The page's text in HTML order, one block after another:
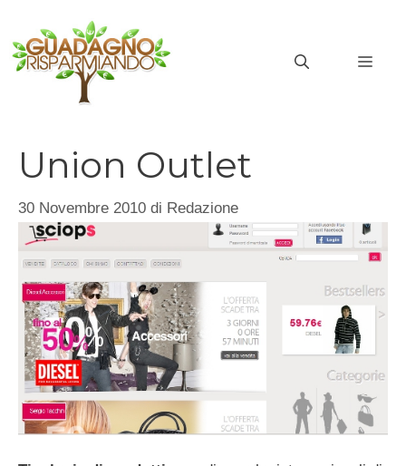
contenuto
Union Outlet
30 Novembre 2010 di Redazione